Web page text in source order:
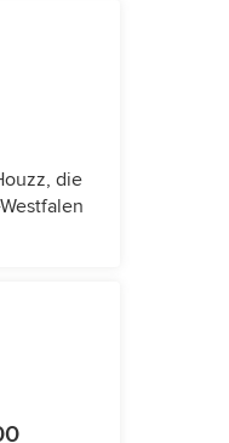
die